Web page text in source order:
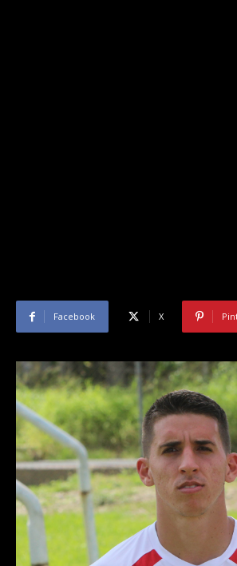
Facebook X